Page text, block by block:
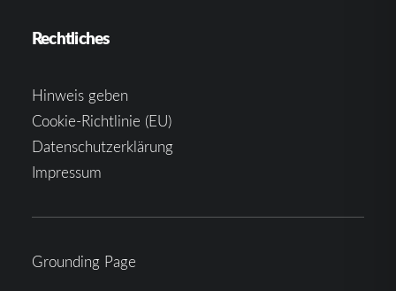
Rechtliches
Hinweis geben
Cookie-Richtlinie (EU)
Datenschutzerklärung
Impressum
Grounding Page